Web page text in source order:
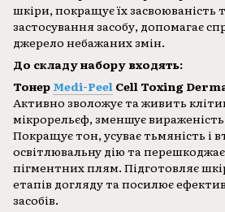
шкіри, покращує їх засвоюваність
застосування засобу, допомагає
джерело небажаних змін.
До складу набору входять:
Тонер Medi-Peel Cell Toxing
Активно зволожує та живить
мікрорельєф, зменшує вираженість
Покращує тон, усуває тьмяність і
освітлювальну дію та
пігментних плям. Підготовляє
етапів догляду та посилює
засобів.